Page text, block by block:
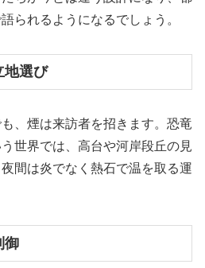
られるようになるでしょう。
地選び
、煙は来訪者を招きます。恐竜
世界では、高台や河岸段丘の見
間は炎でなく熱石で温を取る運
御